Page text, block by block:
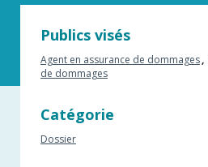
Publics visés
Agent en assurance de dommages
de dommages
Catégorie
Dossier